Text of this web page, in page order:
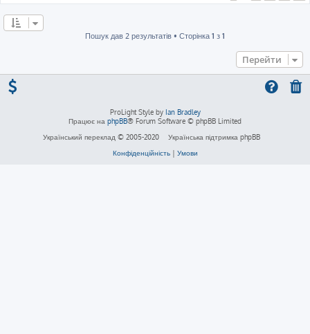
Пошук дав 2 результатів • Сторінка 1 з 1
Перейти
ProLight Style by Ian Bradley
Працює на phpBB® Forum Software © phpBB Limited
Український переклад © 2005-2020
Українська підтримка phpBB
Конфіденційність| Умови